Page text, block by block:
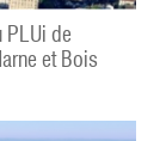
PLUi de
et Bois